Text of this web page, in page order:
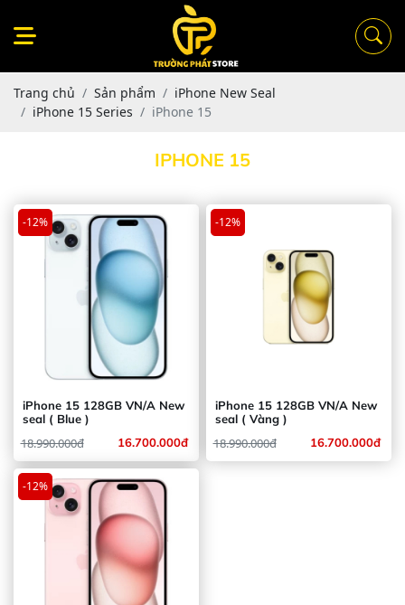
Trang chủ Sản phẩm
iPhone New Seal
iPhone 15 Series
iPhone 15
IPHONE 15
iPhone 15 128GB VN/A New
seal ( Blue )
16.700.000đ
18.990.000đ
-12%
iPhone 15 128GB VN/A New
seal ( Vàng )
16.700.000đ
18.990.000đ
-12%
-12%